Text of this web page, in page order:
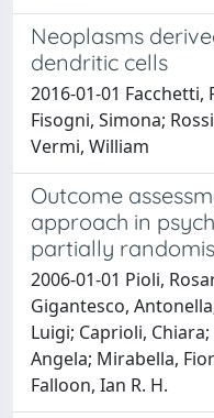
Neoplasms
dendritic cells
2016-01-01
Fisogni, Simona;
Vermi, William
Outcome
approach in
partially
2006-01-01 Pioli,
Gigantesco,
Luigi; Caprioli,
Angela; Mirabella,
Falloon, Ian R. H.